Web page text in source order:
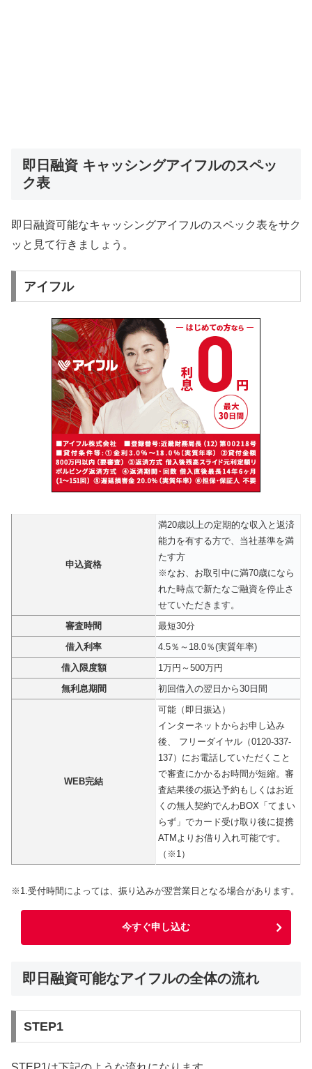
即日融資 キャッシングアイフルのスペッ
ク表
即日融資可能なキャッシングアイフルのスペック表をサク
ッと見て行きましょう。
アイフル
申込資格
満20歳以上の定期的な収入と返済
能力を有する方で、当社基準を満
たす方
※なお、お取引中に満70歳になら
れた時点で新たなご融資を停止さ
せていただきます。
審査時間
最短30分
借入利率
4.5％～18.0％(実質年率)
借入限度額
1万円～500万円
無利息期間
初回借入の翌日から30日間
WEB完結
可能（即日振込）
インターネットからお申し込み
後、 フリーダイヤル（0120-337-
137）にお電話していただくこと
で審査にかかるお時間が短縮。審
査結果後の振込予約もしくはお近
くの無人契約でんわBOX「てまい
らず」でカード受け取り後に提携
ATMよりお借り入れ可能です。
（※1）
※1.受付時間によっては、振り込みが翌営業日となる場合があります。
今すぐ申し込む
即日融資可能なアイフルの全体の流れ
STEP1